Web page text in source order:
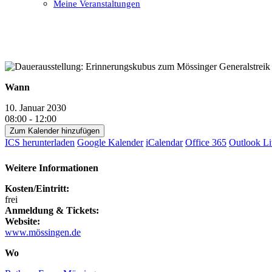
Meine Veranstaltungen
Wann
10. Januar 2030
08:00 - 12:00
Zum Kalender hinzufügen
ICS herunterladen Google Kalender iCalendar Office 365 Outlook
Weitere Informationen
Kosten/Eintritt:
frei
Anmeldung & Tickets:
Website:
www.mössingen.de
Wo